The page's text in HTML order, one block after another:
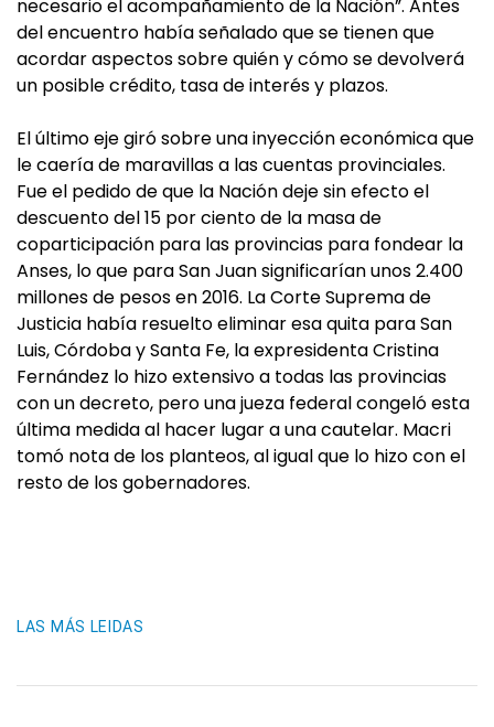
necesario el acompañamiento de la Nación”. Antes
del encuentro había señalado que se tienen que
acordar aspectos sobre quién y cómo se devolverá
un posible crédito, tasa de interés y plazos.
El último eje giró sobre una inyección económica que
le caería de maravillas a las cuentas provinciales.
Fue el pedido de que la Nación deje sin efecto el
descuento del 15 por ciento de la masa de
coparticipación para las provincias para fondear la
Anses, lo que para San Juan significarían unos 2.400
millones de pesos en 2016. La Corte Suprema de
Justicia había resuelto eliminar esa quita para San
Luis, Córdoba y Santa Fe, la expresidenta Cristina
Fernández lo hizo extensivo a todas las provincias
con un decreto, pero una jueza federal congeló esta
última medida al hacer lugar a una cautelar. Macri
tomó nota de los planteos, al igual que lo hizo con el
resto de los gobernadores.
LAS MÁS LEIDAS